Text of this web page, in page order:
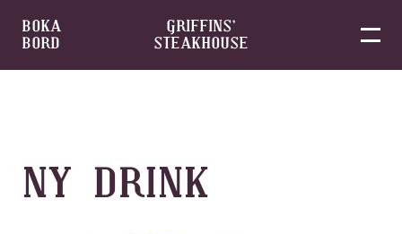
Skip
BOKA
BORD
GRIFFINS’
STEAKHOUSE
NY DRINK